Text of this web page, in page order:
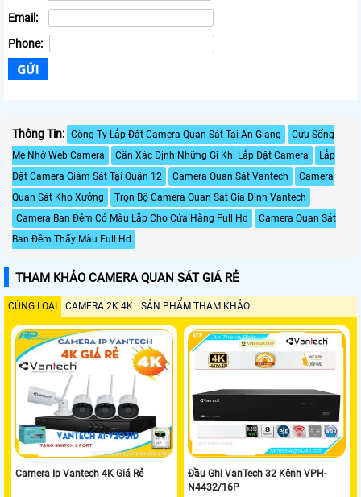
Email:
Phone:
Thông Tin: Công Ty Lắp Đặt Camera Quan Sát Tại An Giang
Cứu Sống
Mẹ Nhờ Web Camera
Cần Xác Định Những Gì Khi Lắp Đặt Camera
Lắp
Đặt Camera Giám Sát Tại Quận 12
Camera Quan Sát Vantech
Camera
Quan Sát Kho Xưởng
Trọn Bộ Camera Quan Sát Gia Đình Vantech
Camera Ban Đêm Có Màu Lắp Cho Cửa Hàng Full Hd
Camera Quan Sát
Ban Đêm Thấy Màu Full Hd
THAM KHẢO CAMERA QUAN SÁT GIÁ RẺ
CÙNG LOẠI CAMERA 2K 4K SẢN PHẨM THAM KHẢO
Camera Ip Vantech 4K Giá Rẻ
Đầu Ghi VanTech 32 Kênh VPH-
N4432/16P